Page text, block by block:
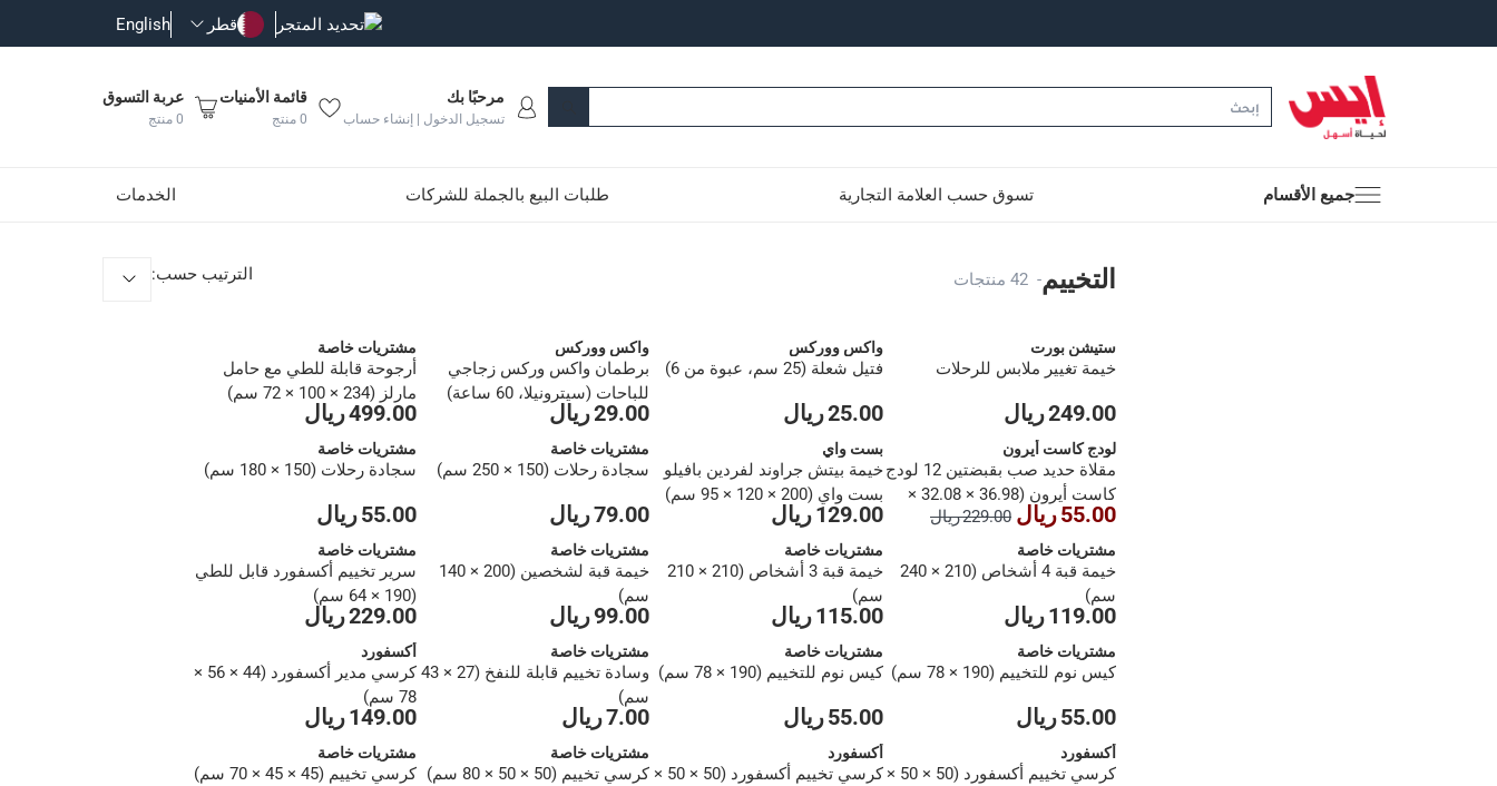
تحديد المتجر قطر English
مرحبًا بك
تسجيل الدخول | إنشاء حساب
قائمة الأمنيات
0 منتج
عربة التسوق
0 منتج
جميع الأقسام تسوق حسب العلامة التجارية طلبات البيع بالجملة للشركات الخدمات
التخييم- 42 منتجات الترتيب حسب:
ستيشن بورت
خيمة تغيير ملابس للرحلات
249.00 ريال
واكس ووركس
فتيل شعلة (25 سم، عبوة من 6)
25.00 ريال
واكس ووركس
برطمان واكس وركس زجاجي
للباحات (سيترونيلا، 60 ساعة)
29.00 ريال
مشتريات خاصة
أرجوحة قابلة للطي مع حامل
مارلز (234 × 100 × 72 سم)
499.00 ريال
لودج كاست أيرون
مقلاة حديد صب بقبضتين 12 لودج
كاست أيرون (36.98 × 32.08 ×
5.72 سم)
55.00 ريال 229.00 ريال
بست واي
خيمة بيتش جراوند لفردين بافيلو
بست واي (200 × 120 × 95 سم)
129.00 ريال
مشتريات خاصة
سجادة رحلات (150 × 250 سم)
79.00 ريال
مشتريات خاصة
سجادة رحلات (150 × 180 سم)
55.00 ريال
مشتريات خاصة
خيمة قبة 4 أشخاص (210 × 240
سم)
119.00 ريال
مشتريات خاصة
خيمة قبة 3 أشخاص (210 × 210
سم)
115.00 ريال
مشتريات خاصة
خيمة قبة لشخصين (200 × 140
سم)
99.00 ريال
مشتريات خاصة
سرير تخييم أكسفورد قابل للطي
(190 × 64 سم)
229.00 ريال
مشتريات خاصة
كيس نوم للتخييم (190 × 78 سم)
55.00 ريال
مشتريات خاصة
كيس نوم للتخييم (190 × 78 سم)
55.00 ريال
مشتريات خاصة
وسادة تخييم قابلة للنفخ (27 × 43
سم)
7.00 ريال
أكسفورد
كرسي مدير أكسفورد (44 × 56 ×
78 سم)
149.00 ريال
أكسفورد
كرسي تخييم أكسفورد (50 × 50 ×
أكسفورد
كرسي تخييم أكسفورد (50 × 50 ×
مشتريات خاصة
كرسي تخييم (50 × 50 × 80 سم)
مشتريات خاصة
كرسي تخييم (45 × 45 × 70 سم)